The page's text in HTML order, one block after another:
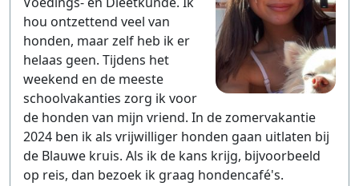
hou ontzettend veel van
honden, maar zelf heb ik er
helaas geen. Tijdens het
weekend en de meeste
schoolvakanties zorg ik voor
de honden van mijn vriend. In de zomervakantie
2024 ben ik als vrijwilliger honden gaan uitlaten bij
de Blauwe kruis. Als ik de kans krijg, bijvoorbeeld
op reis, dan bezoek ik graag hondencafé's.